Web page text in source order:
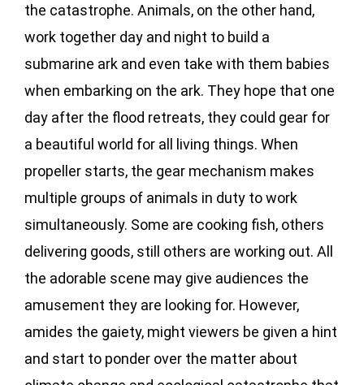
the catastrophe. Animals, on the other hand,
work together day and night to build a
submarine ark and even take with them babies
when embarking on the ark. They hope that one
day after the flood retreats, they could gear for
a beautiful world for all living things. When
propeller starts, the gear mechanism makes
multiple groups of animals in duty to work
simultaneously. Some are cooking fish, others
delivering goods, still others are working out. All
the adorable scene may give audiences the
amusement they are looking for. However,
amides the gaiety, might viewers be given a hint
and start to ponder over the matter about